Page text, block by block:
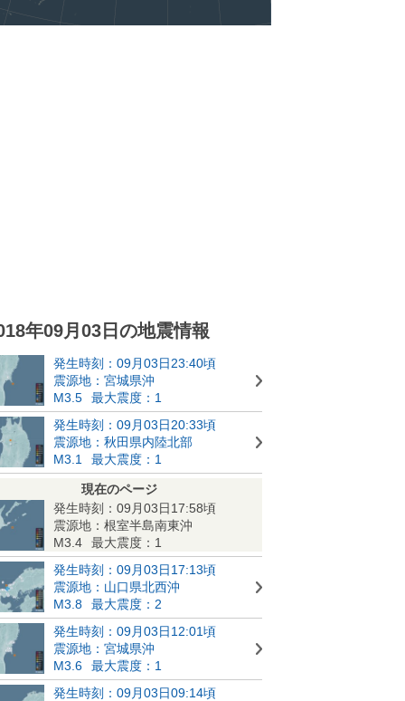
年09月03日の地震情報
発生時刻：09月03日23:40頃
震源地：宮城県沖
M3.5
最大震度：1
発生時刻：09月03日20:33頃
震源地：秋田県内陸北部
M3.1
最大震度：1
現在のページ
発生時刻：09月03日17:58頃
震源地：根室半島南東沖
M3.4
最大震度：1
発生時刻：09月03日17:13頃
震源地：山口県北西沖
M3.8
最大震度：2
発生時刻：09月03日12:01頃
震源地：宮城県沖
M3.6
最大震度：1
発生時刻：09月03日09:14頃